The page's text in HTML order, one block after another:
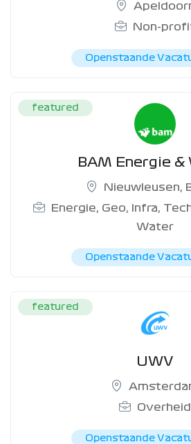
Non-
Openstaande
featured
BAM Energie &
Nieuwleusen,
Energie, Geo, Infra,
Water
Openstaande
featured
UWV
Overheid
Openstaande